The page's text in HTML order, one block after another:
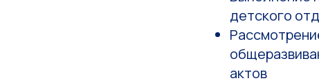
детского
актов